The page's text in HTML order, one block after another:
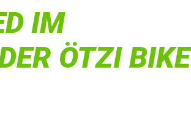
IM
ÖTZI BIKE